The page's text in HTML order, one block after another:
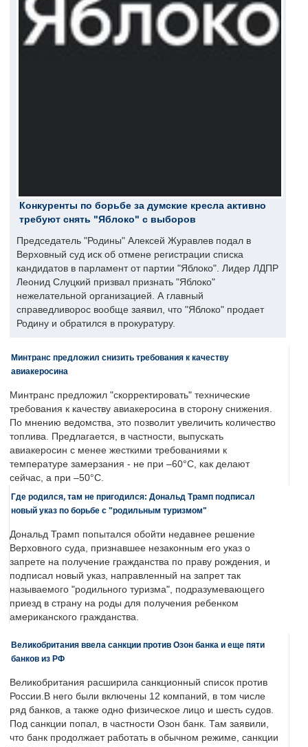
Конкуренты по борьбе за думские кресла активно
требуют снять "Яблоко" с выборов
Председатель "Родины" Алексей Журавлев подал в
Верховный суд иск об отмене регистрации списка
кандидатов в парламент от партии "Яблоко". Лидер ЛДПР
Леонид Слуцкий призвал признать "Яблоко"
нежелательной организацией. А главный
справедливорос вообще заявил, что "Яблоко" продает
Родину и обратился в прокуратуру.
Минтранс предложил снизить требования к качеству
авиакеросина
Минтранс предложил "скорректировать" технические
требования к качеству авиакеросина в сторону снижения.
По мнению ведомства, это позволит увеличить количество
топлива. Предлагается, в частности, выпускать
авиакеросин с менее жесткими требованиями к
температуре замерзания - не при –60°C, как делают
сейчас, а при –50°C.
Где родился, там не пригодился: Дональд Трамп подписал
новый указ по борьбе с "родильным туризмом"
Дональд Трамп попытался обойти недавнее решение
Верховного суда, признавшее незаконным его указ о
запрете на получение гражданства по праву рождения, и
подписал новый указ, направленный на запрет так
называемого "родильного туризма", подразумевающего
приезд в страну на роды для получения ребенком
американского гражданства.
Великобритания ввела санкции против Озон банка и еще пяти
банков из РФ
Великобритания расширила санкционный список против
России.В него были включены 12 компаний, в том числе
ряд банков, а также одно физическое лицо и шесть судов.
Под санкции попал, в частности Озон банк. Там заявили,
что банк продолжает работать в обычном режиме, санкции